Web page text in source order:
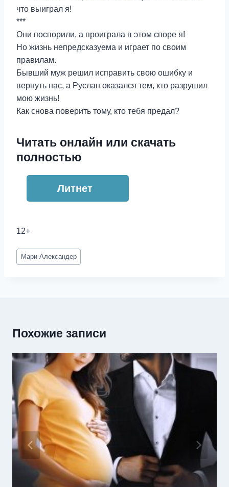
что выиграл я!
***
Они поспорили, а проиграла в этом споре я!
Но жизнь непредсказуема и играет по своим
правилам.
Бывший муж решил исправить свою ошибку и
вернуть нас, а Руслан оказался тем, кто разрушил
мою жизнь!
Как снова поверить тому, кто тебя предал?
Читать онлайн или скачать
полностью
Литнет
12+
Метки
записи:
Мари Александер
Похожие записи